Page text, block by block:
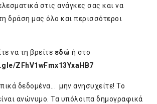
στις ανάγκες σας και να
δράση μας όλο και περισσότεροι
να τη βρείτε εδώ ή στο
ZFhV1wFmx13YxaHB7
δεδομένα... μην ανησυχείτε! Το
ανώνυμο. Τα υπόλοιπα δημογραφικά